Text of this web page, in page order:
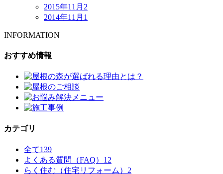
2015年11月 2
2014年11月 1
INFORMATION
おすすめ情報
カテゴリ
全て139
よくある質問（FAQ） 12
らく住む（住宅リフォーム） 2